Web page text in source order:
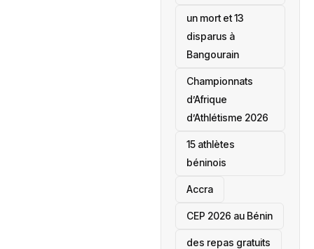
un mort et 13
disparus à
Bangourain
‎Championnats
d’Afrique
d’Athlétisme 2026
15 athlètes
béninois
Accra
‎CEP 2026 au Bénin
des repas gratuits